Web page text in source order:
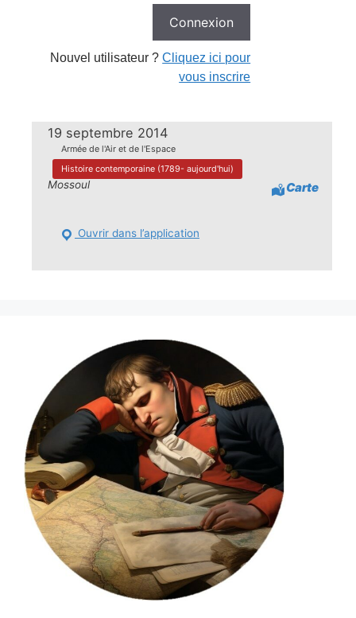
Nouvel utilisateur ?Cliquez ici pour
vous inscrire
19 septembre 2014
Armée de l'Air et de l'Espace
Histoire contemporaine (1789- aujourd'hui)
Mossoul Carte
Ouvrir dans l’application